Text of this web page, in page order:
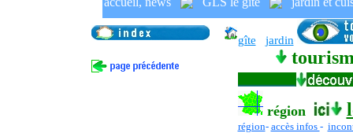
France, Rhône Alpes, Isère, Pays
gîte jardin
région
région- accès infos -